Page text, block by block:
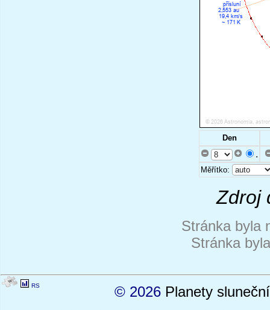
Den
.
Měřítko:
Zdroj
Stránka byla
Stránka
RS © 2026 Planety